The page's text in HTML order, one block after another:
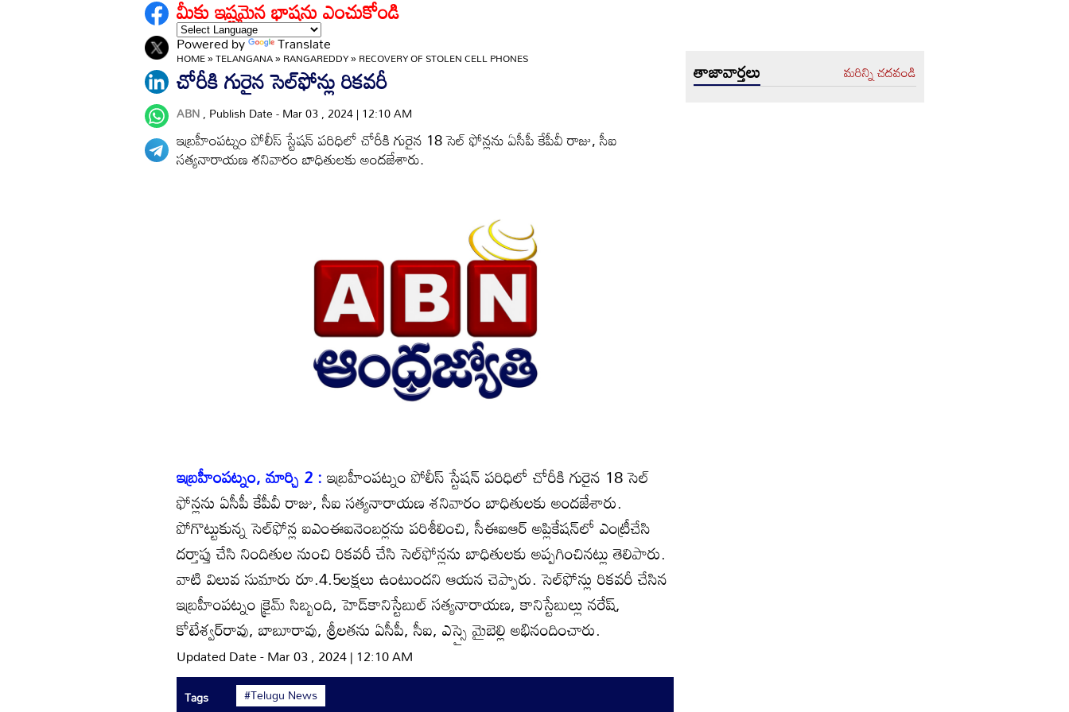
మీకు ఇష్టమైన భాషను ఎంచుకోండి
Powered by Translate
HOME»TELANGANA»RANGAREDDY»RECOVERY OF STOLEN CELL PHONES
చోరీకి గురైన సెల్‌ఫోన్లు రికవరీ
ABN, Publish Date - Mar 03 , 2024 | 12:10 AM
ఇబ్రహీంపట్నం పోలీస్‌ స్టేషన్‌ పరిధిలో చోరీకి గురైన 18 సెల్‌ ఫోన్లను ఏసీపీ కేపీవీ రాజు, సీఐ
సత్యనారాయణ శనివారం బాధితులకు అందజేశారు.
ఇబ్రహీంపట్నం, మార్చి 2 :ఇబ్రహీంపట్నం పోలీస్‌ స్టేషన్‌ పరిధిలో చోరీకి గురైన 18 సెల్‌
ఫోన్లను ఏసీపీ కేపీవీ రాజు, సీఐ సత్యనారాయణ శనివారం బాధితులకు అందజేశారు.
పోగొట్టుకున్న సెల్‌ఫోన్ల ఐఎంఈఐనెంబర్లను పరిశీలించి, సీఈఐఆర్‌ అప్లికేషన్‌లో ఎంట్రీచేసి
దర్తాప్తు చేసి నిందితుల నుంచి రికవరీ చేసి సెల్‌ఫోన్లను బాధితులకు అప్పగించినట్లు తెలిపారు.
వాటి విలువ సుమారు రూ.4.5లక్షలు ఉంటుందని ఆయన చెప్పారు. సెల్‌ఫోన్లు రికవరీ చేసిన
ఇబ్రహీంపట్నం క్రైమ్‌ సిబ్బంది, హెడ్‌కానిస్టేబుల్‌ సత్యనారాయణ, కానిస్టేబుల్లు నరేష్‌,
కోటేశ్వర్‌రావు, బాబూరావు, శ్రీలతను ఏసీపీ, సీఐ, ఎస్సై మైబెల్లి అభినందించారు.
Updated Date - Mar 03 , 2024 | 12:10 AM
Tags #Telugu News
తాజావార్తలు మరిన్ని చదవండి